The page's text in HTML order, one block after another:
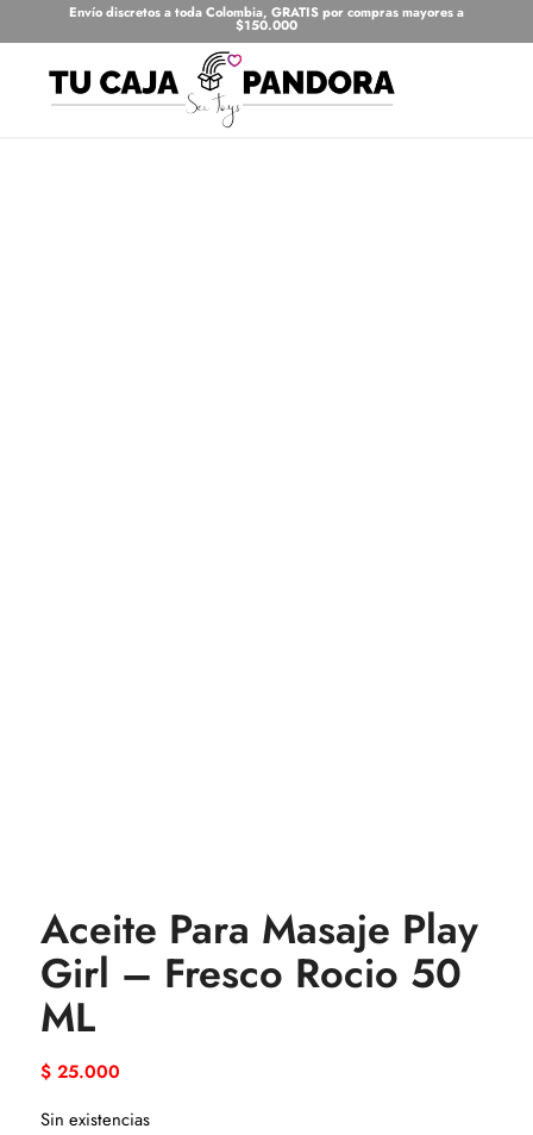
Envío discretos a toda Colombia, GRATIS por compras mayores a
$150.000
Aceite Para Masaje Play
Girl – Fresco Rocio 50
ML
$25.000
Sin existencias